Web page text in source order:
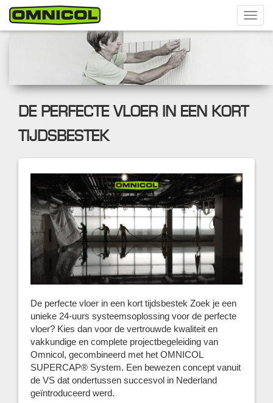
DE PERFECTE VLOER IN EEN KORT
TIJDSBESTEK
De perfecte vloer in een kort tijdsbestek Zoek je een
unieke 24-uurs systeemsoplossing voor de perfecte
vloer? Kies dan voor de vertrouwde kwaliteit en
vakkundige en complete projectbegeleiding van
Omnicol, gecombineerd met het OMNICOL
SUPERCAP® System. Een bewezen concept vanuit
de VS dat ondertussen succesvol in Nederland
geïntroduceerd werd.